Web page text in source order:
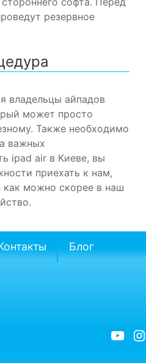
резервное
владельцы айпадов
может просто
Также необходимо
важных
ipad air в Киеве, вы
приехать к нам,
как можно скорее в наш
Блог